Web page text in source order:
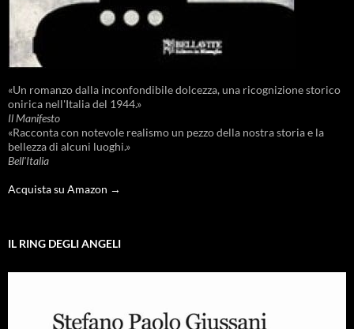
«Un romanzo dalla inconfondibile dolcezza, una ricognizione storico
onirica nell'Italia del 1944.»
Il Manifesto
«Racconta con notevole realismo un pezzo della nostra storia e la
bellezza di alcuni luoghi.»
Bell'Italia
Acquista su Amazon →
IL RING DEGLI ANGELI